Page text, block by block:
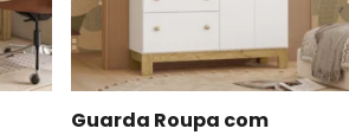
Guarda Roupa com